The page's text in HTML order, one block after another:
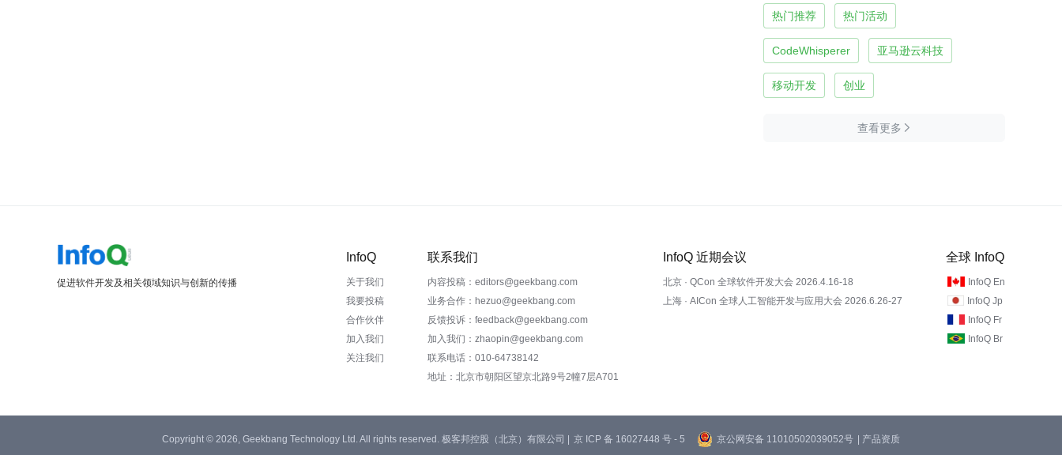
热门推荐 热门活动
CodeWhisperer 亚马逊云科技
移动开发 创业
查看更多 
促进软件开发及相关领域知识与创新的传播
InfoQ
关于我们
我要投稿
合作伙伴
加入我们
关注我们
联系我们
内容投稿：editors@geekbang.com
业务合作：hezuo@geekbang.com
反馈投诉：feedback@geekbang.com
加入我们：zhaopin@geekbang.com
联系电话：010-64738142
地址：北京市朝阳区望京北路9号2幢7层A701
InfoQ 近期会议
北京 · QCon 全球软件开发大会 2026.4.16-18
上海 · AICon 全球人工智能开发与应用大会 2026.6.26-27
全球 InfoQ
InfoQ En
InfoQ Jp
InfoQ Fr
InfoQ Br
Copyright © 2026, Geekbang Technology Ltd. All rights reserved. 极客邦控股（北京）有限公司 | 京 ICP 备 16027448 号 - 5 京公网安备 11010502039052号 | 产品资质